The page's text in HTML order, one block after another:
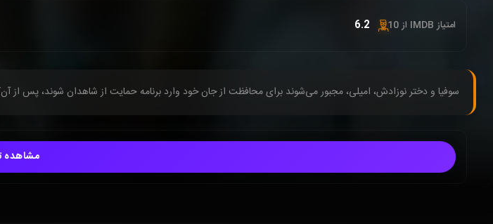
امتیاز IMDB از 10 : 6.2
سوفیا و دختر نوزادش، امیلی، مجبور می‌شوند برای محافظت از جان خود وارد برنامه حمایت از شاهدان شوند، پس
مشاهده